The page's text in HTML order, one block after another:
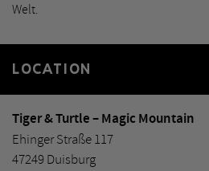
Welt.
LOCATION
Tiger & Turtle – Magic Mountain
Ehinger Straße 117
47249 Duisburg